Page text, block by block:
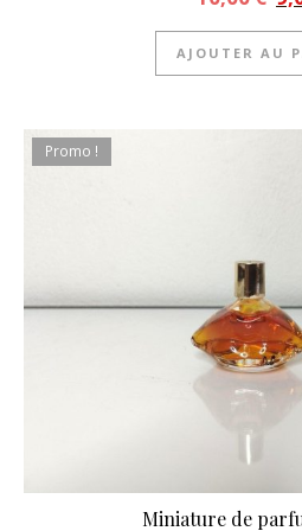
AJOUTER AU
Promo !
Miniature de